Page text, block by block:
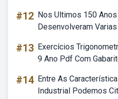
#12 Nos Ultimos 150
Desenvolveram
#13 Exercícios
9 Ano Pdf Com
#14 Entre As
Industrial Podemos